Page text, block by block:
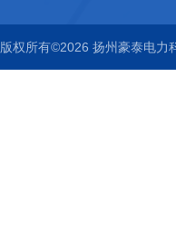
版权所有©2026 扬州豪泰电